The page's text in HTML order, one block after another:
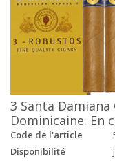
3 Santa
Dominicaine. En
Code de l'article
Disponibilité